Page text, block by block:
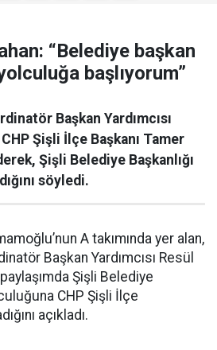
“Belediye başkan
başlıyorum”
Başkan Yardımcısı
Şişli İlçe Başkanı Tamer
Şişli Belediye Başkanlığı
söyledi.
A takımında yer alan,
Başkan Yardımcısı Resül
paylaşımda Şişli Belediye
CHP Şişli İlçe
açıkladı.